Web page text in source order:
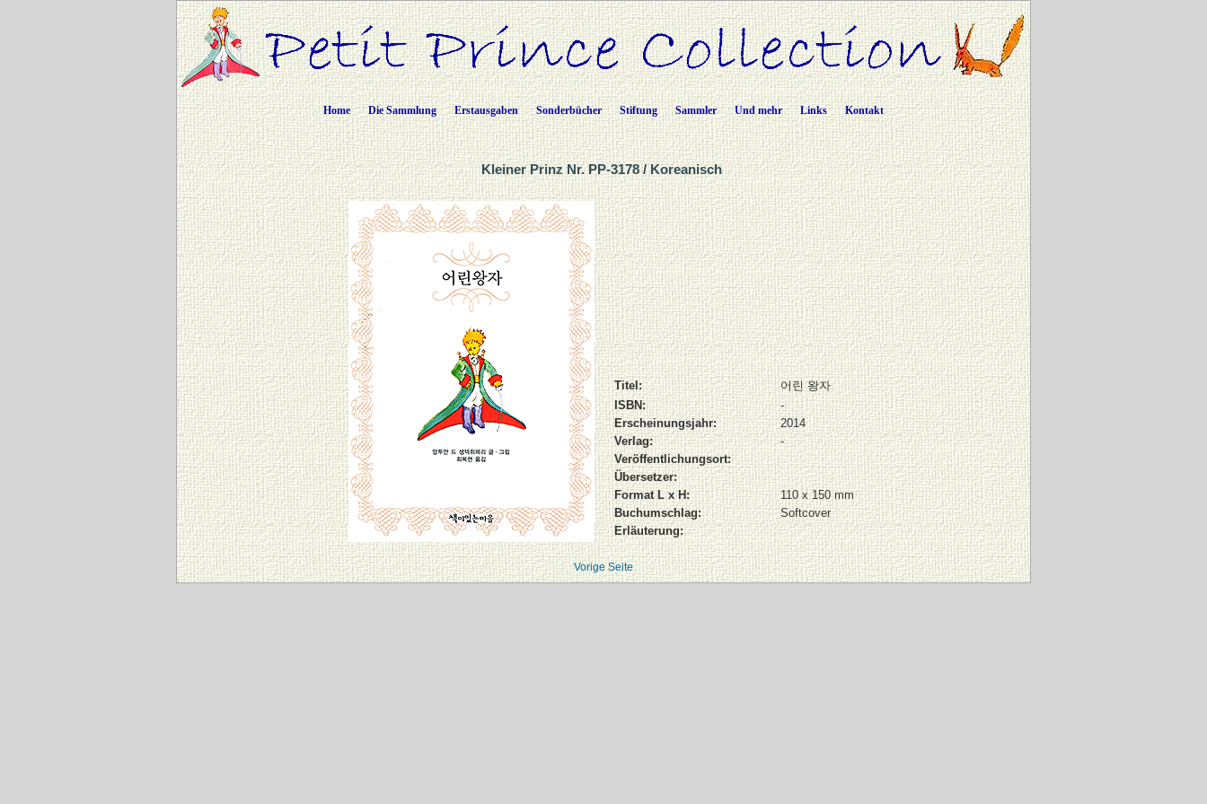
Home Die Sammlung Erstausgaben Sonderbücher Stiftung Sammler Und mehr Links Kontakt
Kleiner Prinz Nr. PP-3178 / Koreanisch
Titel:
어린 왕자
ISBN:
-
Erscheinungsjahr:
2014
Verlag:
-
Veröffentlichungsort:
Übersetzer:
Format L x H:
110 x 150 mm
Buchumschlag:
Softcover
Erläuterung:
Vorige Seite